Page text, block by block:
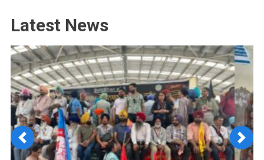
Latest News
Previous Next